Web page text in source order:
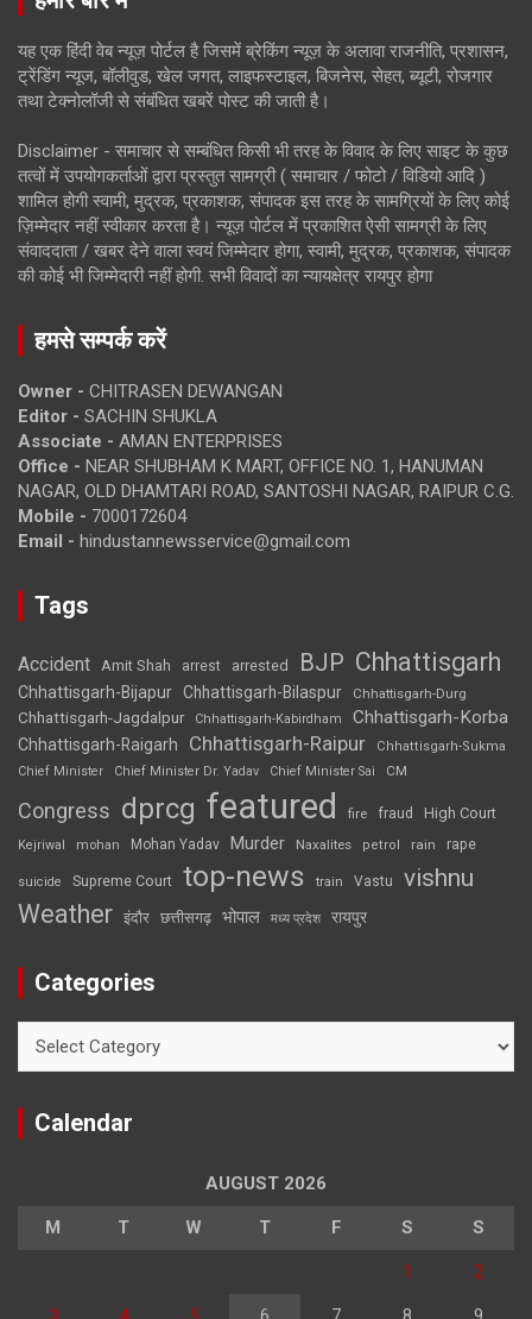
यह एक हिंदी वेब न्यूज़ पोर्टल है जिसमें ब्रेकिंग न्यूज़ के अलावा राजनीति, प्रशासन,
ट्रेंडिंग न्यूज, बॉलीवुड, खेल जगत, लाइफस्टाइल, बिजनेस, सेहत, ब्यूटी, रोजगार
तथा टेक्नोलॉजी से संबंधित खबरें पोस्ट की जाती है।
Disclaimer - समाचार से सम्बंधित किसी भी तरह के विवाद के लिए साइट के कुछ
तत्वों में उपयोगकर्ताओं द्वारा प्रस्तुत सामग्री ( समाचार / फोटो / विडियो आदि )
शामिल होगी स्वामी, मुद्रक, प्रकाशक, संपादक इस तरह के सामग्रियों के लिए कोई
ज़िम्मेदार नहीं स्वीकार करता है। न्यूज़ पोर्टल में प्रकाशित ऐसी सामग्री के लिए
संवाददाता / खबर देने वाला स्वयं जिम्मेदार होगा, स्वामी, मुद्रक, प्रकाशक, संपादक
की कोई भी जिम्मेदारी नहीं होगी. सभी विवादों का न्यायक्षेत्र रायपुर होगा
हमसे सम्पर्क करें
Owner - CHITRASEN DEWANGAN
Editor - SACHIN SHUKLA
Associate - AMAN ENTERPRISES
Office - NEAR SHUBHAM K MART, OFFICE NO. 1, HANUMAN
NAGAR, OLD DHAMTARI ROAD, SANTOSHI NAGAR, RAIPUR C.G.
Mobile - 7000172604
Email - hindustannewsservice@gmail.com
Tags
Accident Amit Shah arrest arrested BJP Chhattisgarh
Chhattisgarh-Bijapur Chhattisgarh-Bilaspur Chhattisgarh-Durg
Chhattisgarh-Jagdalpur Chhattisgarh-Kabirdham Chhattisgarh-Korba
Chhattisgarh-Raigarh Chhattisgarh-Raipur
Chhattisgarh-Sukma
Chief Minister
Chief Minister Dr. Yadav Chief Minister Sai CM
Congress dprcg featured fire fraud High Court
Kejriwal mohan Mohan Yadav Murder Naxalites petrol rain rape
suicide Supreme Court top-news train Vastu vishnu
Weather इंदौर छत्तीसगढ़ भोपाल मध्य प्रदेश रायपुर
Categories
Calendar
AUGUST 2026
M T W T F S S
1 2